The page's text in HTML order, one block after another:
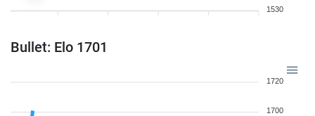
1530
Bullet: Elo 1701
1720
1700